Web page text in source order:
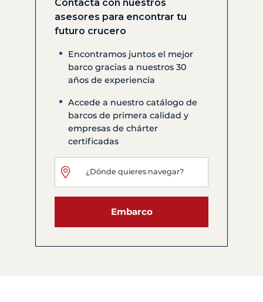
Contacta con nuestros
asesores para encontrar tu
futuro crucero
Encontramos juntos el mejor
barco gracias a nuestros 30
años de experiencia
Accede a nuestro catálogo de
barcos de primera calidad y
empresas de chárter
certificadas
Embarco